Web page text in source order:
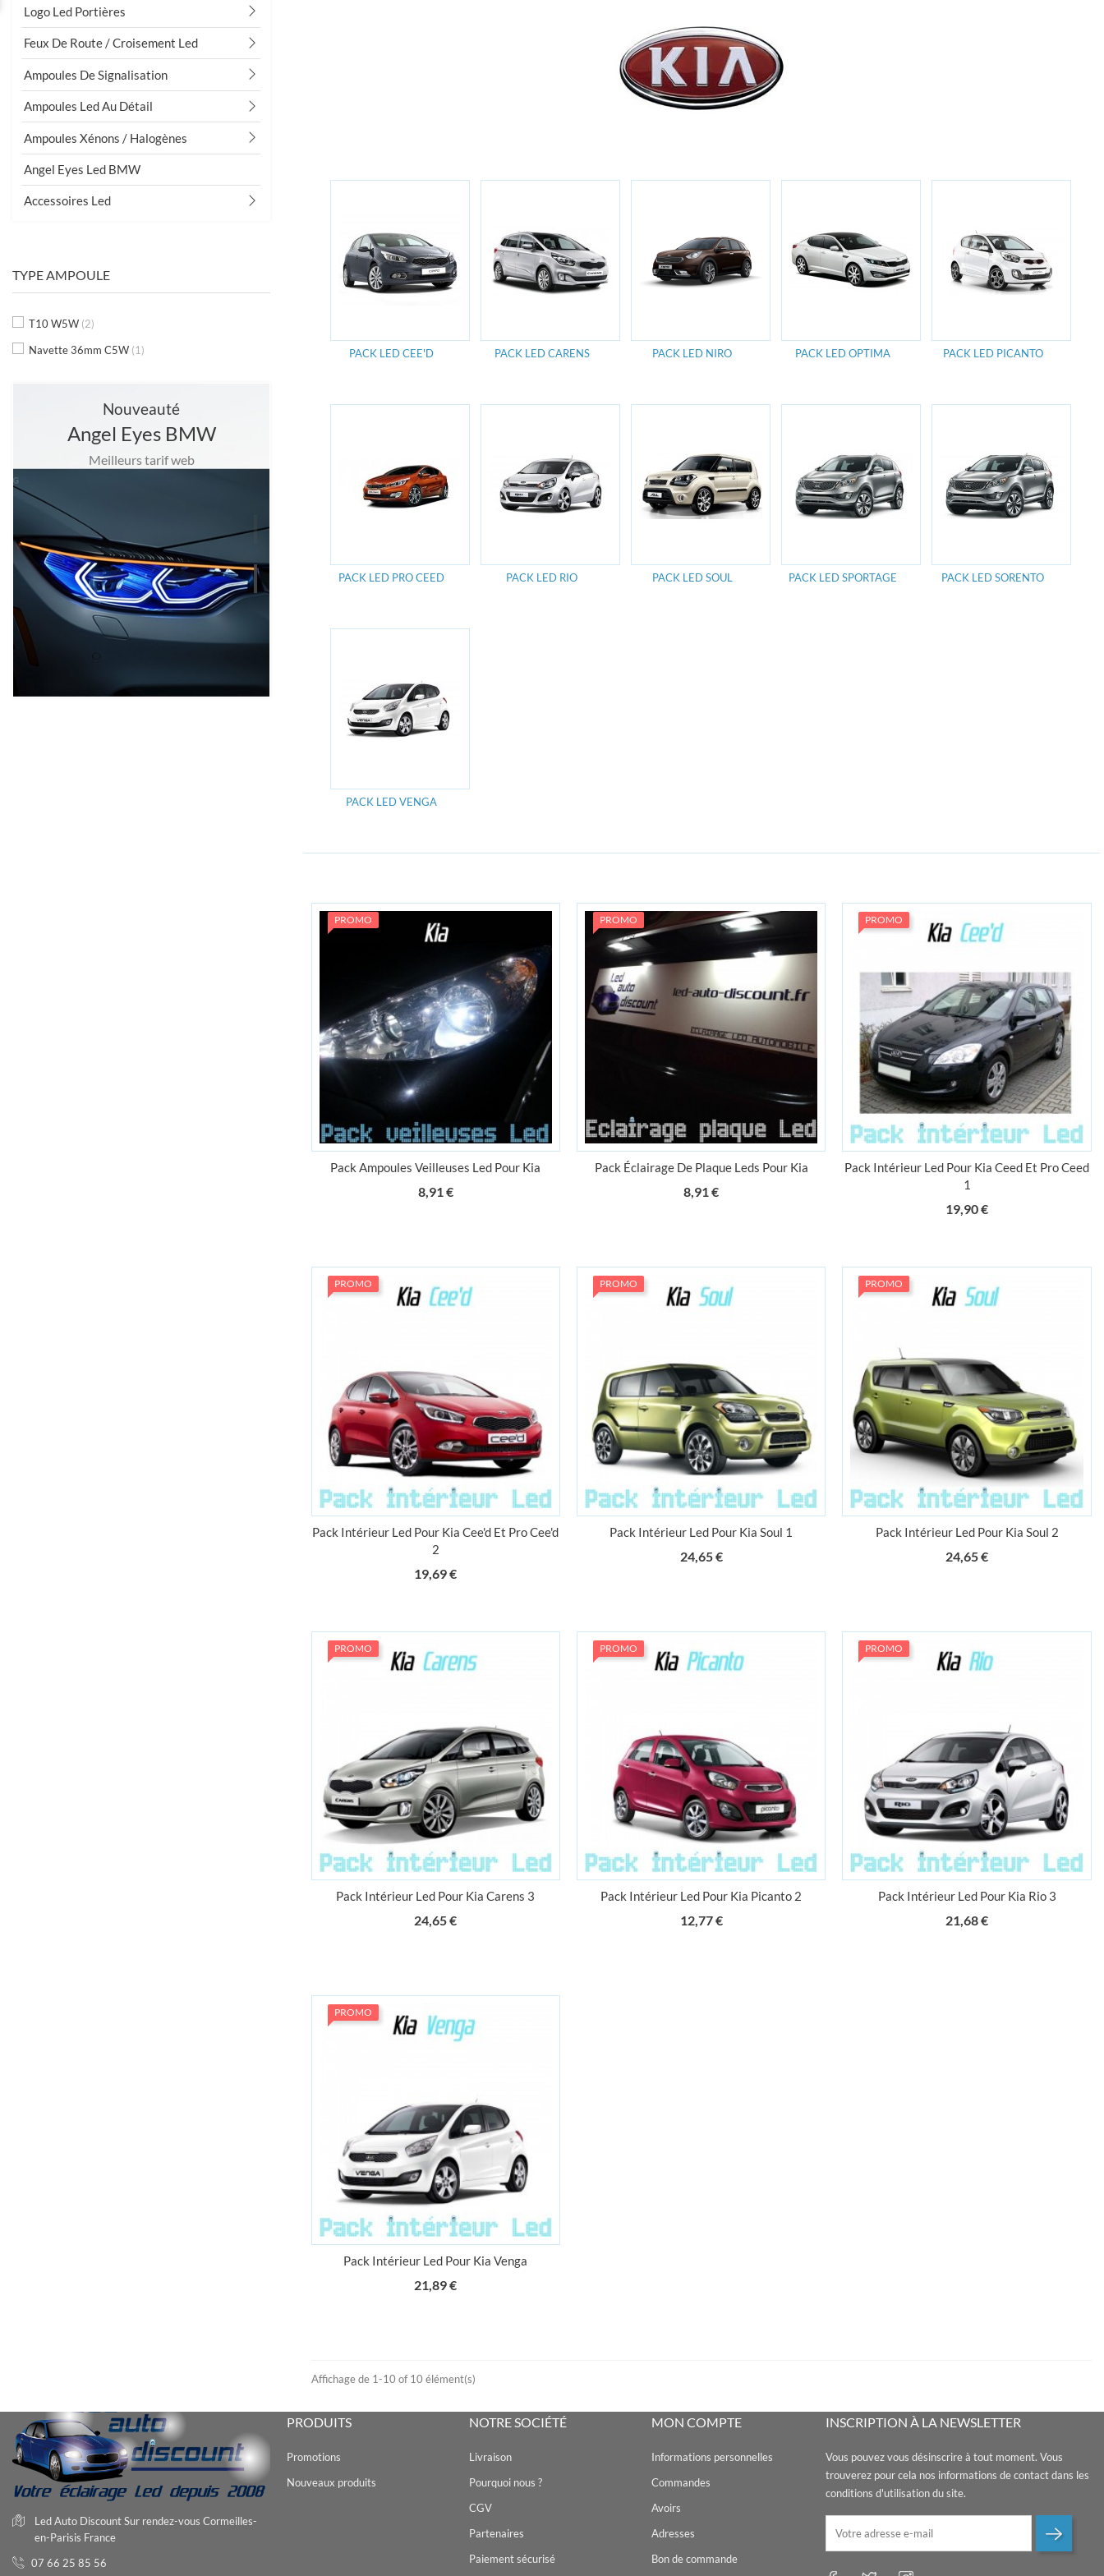
Logo Led Portières
Feux De Route / Croisement Led
Ampoules De Signalisation
Ampoules Led Au Détail
Ampoules Xénons / Halogènes
Angel Eyes Led BMW
Accessoires Led
TYPE AMPOULE
T10 W5W (2)
Navette 36mm C5W (1)
Grand choix
D'ampoules
10000 ampoules en stock
Nouveauté
Angel Eyes BMW
Meilleurs tarif web
PACK LED CEE'D PACK LED CARENS PACK LED NIRO PACK LED OPTIMA PACK LED PICANTO
PACK LED PRO CEED PACK LED RIO PACK LED SOUL PACK LED SPORTAGE PACK LED SORENTO
PACK LED VENGA
PROMO
Pack Ampoules Veilleuses Led Pour Kia
8,91 €Prix
PROMO
Pack Éclairage De Plaque Leds Pour Kia
8,91 €Prix
PROMO
Pack Intérieur Led Pour Kia Ceed Et Pro Ceed
1
19,90 €Prix
PROMO
Pack Intérieur Led Pour Kia Cee'd Et Pro Cee'd
2
19,69 €Prix
PROMO
Pack Intérieur Led Pour Kia Soul 1
24,65 €Prix
PROMO
Pack Intérieur Led Pour Kia Soul 2
24,65 €Prix
PROMO
Pack Intérieur Led Pour Kia Carens 3
24,65 €Prix
PROMO
Pack Intérieur Led Pour Kia Picanto 2
12,77 €Prix
PROMO
Pack Intérieur Led Pour Kia Rio 3
21,68 €Prix
PROMO
Pack Intérieur Led Pour Kia Venga
21,89 €Prix
Affichage de 1-10 of 10 élément(s)
Led Auto DiscountSur rendez-vous Cormeilles-
en-Parisis France
07 66 25 85 56
PRODUITS
Promotions
Nouveaux produits
NOTRE SOCIÉTÉ
Livraison
Pourquoi nous ?
CGV
Partenaires
Paiement sécurisé
MON COMPTE
Informations personnelles
Commandes
Avoirs
Adresses
Bon de commande
INSCRIPTION À LA NEWSLETTER
Vous pouvez vous désinscrire à tout moment. Vous
trouverez pour cela nos informations de contact dans les
conditions d'utilisation du site.